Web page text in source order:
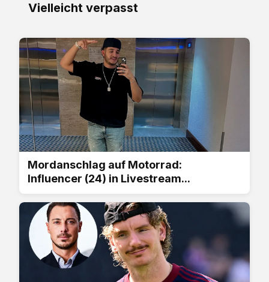
Vielleicht verpasst
Mordanschlag auf Motorrad:
Influencer (24) in Livestream...